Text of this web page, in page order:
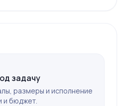
задачу
размеры и исполнение
и бюджет.